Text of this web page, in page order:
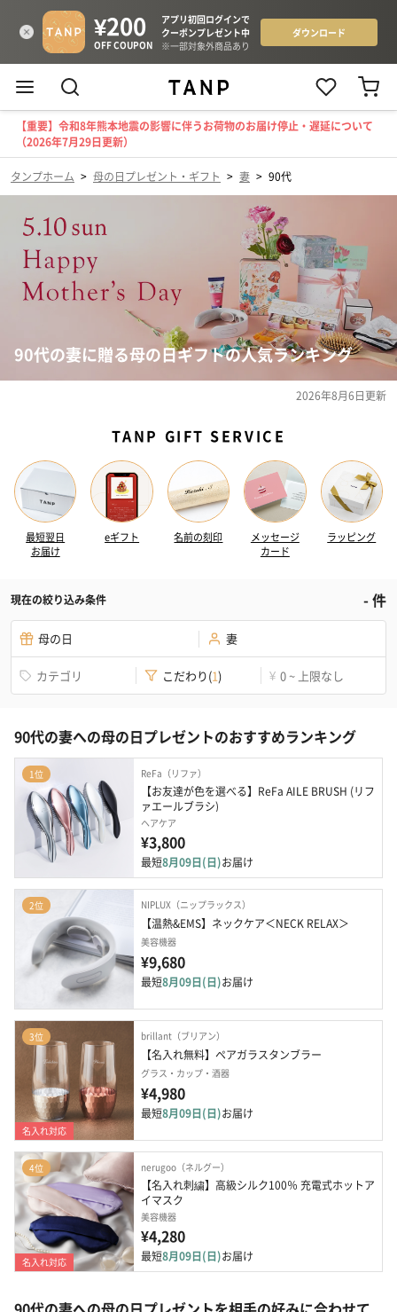
【重要】令和8年熊本地震の影響に伴うお荷物のお届け停止・遅延について
（2026年7月29日更新）
タンプホーム > 母の日プレゼント・ギフト > 妻 > 90代
90代の妻に贈る母の日ギフトの人気ランキング
2026年8月6日更新
TANP GIFT SERVICE
最短翌日
お届け
eギフト 名前の刻印
メッセージ
カード
ラッピング
現在の絞り込み条件 -件
母の日 妻
カテゴリ こだわり(1) ¥ 0 ~ 上限なし
90代の妻への母の日プレゼントのおすすめランキング
1位 ReFa（リファ）
【お友達が色を選べる】ReFa AILE BRUSH (リフ
ァエールブラシ)
ヘアケア
¥3,800
最短8月09日(日)お届け
2位 NIPLUX（ニップラックス）
【温熱&EMS】ネックケア＜NECK RELAX＞
美容機器
¥9,680
最短8月09日(日)お届け
3位
名入れ対応
brillant（ブリアン）
【名入れ無料】ペアガラスタンブラー
グラス・カップ・酒器
¥4,980
最短8月09日(日)お届け
4位
名入れ対応
nerugoo（ネルグー）
【名入れ刺繍】高級シルク100％ 充電式ホットア
イマスク
美容機器
¥4,280
最短8月09日(日)お届け